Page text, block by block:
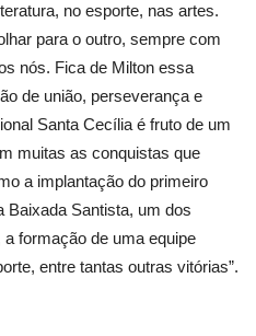
no esporte, nas artes.
para o outro, sempre com
nós. Fica de Milton essa
de união, perseverança e
Santa Cecília é fruto de um
muitas as conquistas que
a implantação do primeiro
Baixada Santista, um dos
formação de uma equipe
entre tantas outras vitórias”.